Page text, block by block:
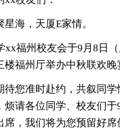
星海，天厦E家情。
xx福州校友会于9月8日
楼福州厅举办中秋联欢晚
待您准时赴约，共叙同
烦请各位同学、校友们
席，我们将为您预留好席